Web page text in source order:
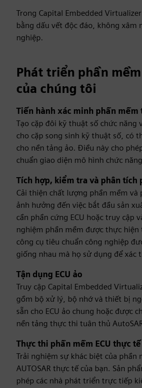
Trong Capital Embedded
bằng dấu vết độc đáo, không xâm
nghiệp.
Phát triển phần
của chúng tôi
Tiến hành xác minh phần mềm
Tạo cặp đôi kỹ thuật số chức năng
cho cặp song sinh kỹ thuật số, có
cho nền tảng ảo. Điều này cho
chuẩn giao diện mô hình chức
Tích hợp, kiểm tra và phân tích
Cải thiện chất lượng phần mềm
ảnh hưởng đến việc bắt đầu sản
cần phần cứng ECU hoặc truy cập
nghiệm phần mềm được thực hiện
công cụ tiêu chuẩn công nghiệp
giống nhau mà họ sử dụng để xác
Tận dụng ECU ảo
Truy cập Capital Embedded
gồm bộ xử lý, bộ nhớ và thiết bị
sẵn cho ECU ảo chung hoặc được
nền tảng thực thi tuân thủ
Thực thi phần mềm ECU thực tế
Trải nghiệm sự khác biệt của
AUTOSAR thực tế của bạn. Sản
phép các nhà phát triển trực tiếp